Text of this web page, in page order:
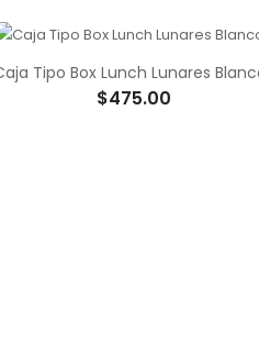
Tipo Box Lunch Lunares
$475.00